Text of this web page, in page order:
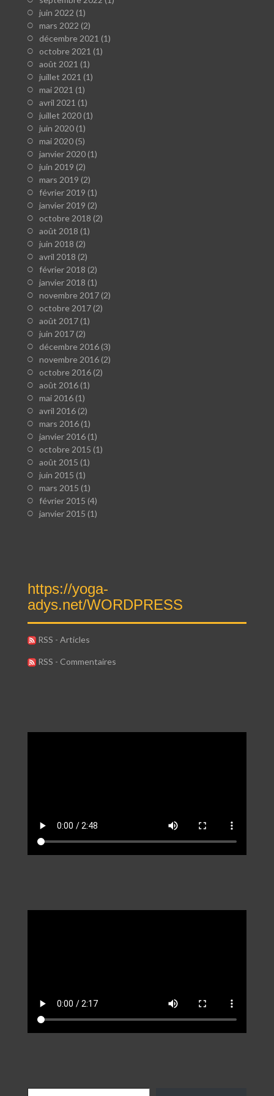
juin 2022 (1)
mars 2022 (2)
décembre 2021 (1)
octobre 2021 (1)
août 2021 (1)
juillet 2021 (1)
mai 2021 (1)
avril 2021 (1)
juillet 2020(1)
juin 2020(1)
mai 2020(5)
janvier 2020(1)
juin 2019 (2)
mars 2019 (2)
février 2019 (1)
janvier 2019 (2)
octobre 2018 (2)
août 2018 (1)
juin 2018 (2)
avril 2018 (2)
février 2018 (2)
janvier 2018 (1)
novembre 2017(2)
octobre 2017(2)
août 2017(1)
juin 2017(2)
décembre 2016(3)
novembre 2016(2)
octobre 2016(2)
août 2016(1)
mai 2016(1)
avril 2016(2)
mars 2016(1)
janvier 2016(1)
octobre 2015 (1)
août 2015 (1)
juin 2015 (1)
mars 2015 (1)
février 2015 (4)
janvier 2015 (1)
https://yoga-
adys.net/WORDPRESS
RSS - Articles
RSS - Commentaires
Saisissez votre adresse e-mail…